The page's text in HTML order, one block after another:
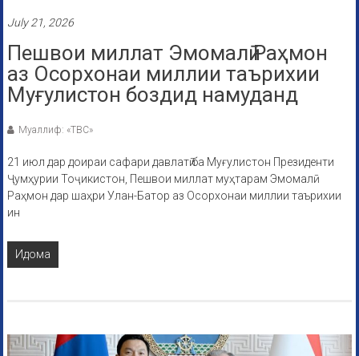
July 21, 2026
Пешвои миллат Эмомалӣ Раҳмон
аз Осорхонаи миллии таърихии
Муғулистон боздид намуданд
Муаллиф: «ТВС»
21 июл дар доираи сафари давлатӣ ба Муғулистон Президенти
Ҷумҳурии Тоҷикистон, Пешвои миллат муҳтарам Эмомалӣ
Раҳмон дар шаҳри Улан-Батор аз Осорхонаи миллии таърихии
ин
Идома